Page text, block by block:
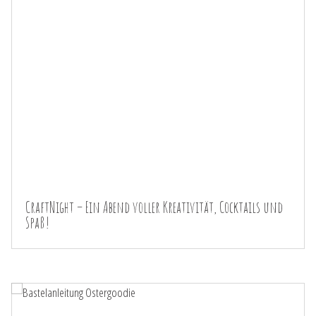
CraftNight – Ein Abend voller Kreativität, Cocktails und
Spaß!